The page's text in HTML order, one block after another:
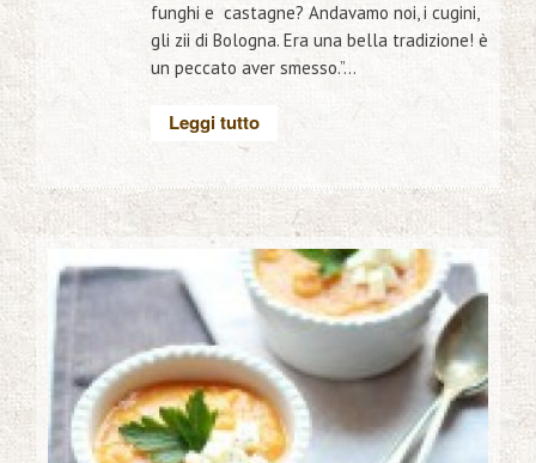
funghi e castagne? Andavamo noi, i cugini,
gli zii di Bologna. Era una bella tradizione! è
un peccato aver smesso.”...
Leggi tutto